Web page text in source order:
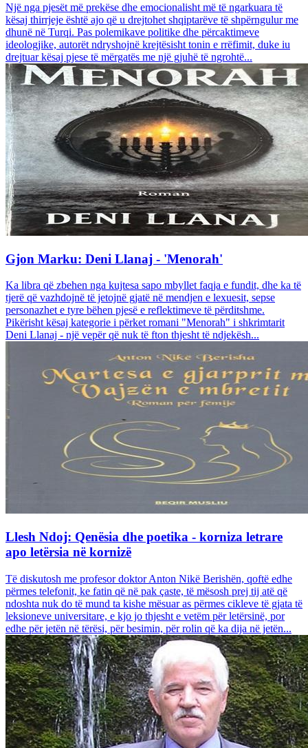
Një nga pjesët më prekëse dhe emocionalisht më të ngarkuara të
kësaj thirrjeje është ajo që u drejtohet shqiptarëve të shpërngulur me
dhunë në Turqi. Pas polemikave politike dhe përcaktimeve
ideologjike, autorët ndryshojnë krejtësisht tonin e rrëfimit, duke iu
drejtuar kësaj pjese të mërgatës me një gjuhë të ngrohtë...
Gjon Marku: Deni Llanaj - 'Menorah'
Ka libra që zbehen nga kujtesa sapo mbyllet faqja e fundit, dhe ka të
tjerë që vazhdojnë të jetojnë gjatë në mendjen e lexuesit, sepse
personazhet e tyre bëhen pjesë e reflektimeve të përditshme.
Pikërisht kësaj kategorie i përket romani "Menorah" i shkrimtarit
Deni Llanaj - një vepër që nuk të fton thjesht të ndjekësh...
Llesh Ndoj: Qenësia dhe poetika - korniza letrare
apo letërsia në kornizë
Të diskutosh me profesor doktor Anton Nikë Berishën, qoftë edhe
përmes telefonit, ke fatin që në pak çaste, të mësosh prej tij atë që
ndoshta nuk do të mund ta kishe mësuar as përmes cikleve të gjata të
leksioneve universitare, e kjo jo thjesht e vetëm për letërsinë, por
edhe për jetën në tërësi, për besimin, për rolin që ka dija në jetën...